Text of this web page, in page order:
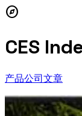
explore
CES
产品公司文章